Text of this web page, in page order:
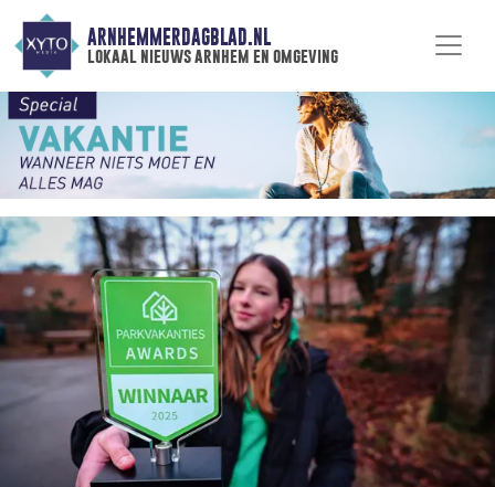
ARNHEMMERDAGBLAD.NL
lokaal nieuws arnhem en omgeving